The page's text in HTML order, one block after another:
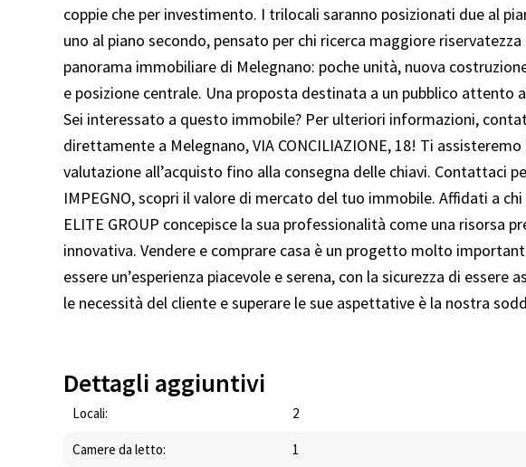
coppie che per investimento. I trilocali saranno posizionati due al
uno al piano secondo, pensato per chi ricerca maggiore
panorama immobiliare di Melegnano: poche unità, nuova
e posizione centrale. Una proposta destinata a un pubblico attento
Sei interessato a questo immobile? Per ulteriori informazioni,
direttamente a Melegnano, VIA CONCILIAZIONE, 18! Ti
valutazione all’acquisto fino alla consegna delle chiavi. Contattaci
IMPEGNO, scopri il valore di mercato del tuo immobile. Affidati a
ELITE GROUP concepisce la sua professionalità come una risorsa
innovativa. Vendere e comprare casa è un progetto molto
essere un’esperienza piacevole e serena, con la sicurezza di
le necessità del cliente e superare le sue aspettative è la nostra
Dettagli aggiuntivi
Locali: 2
Camere da letto: 1